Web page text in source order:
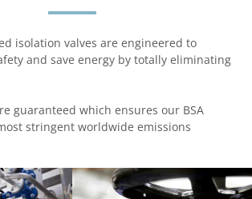
isolation valves are engineered to
and save energy by totally eliminating
guaranteed which ensures our BSA
stringent worldwide emissions